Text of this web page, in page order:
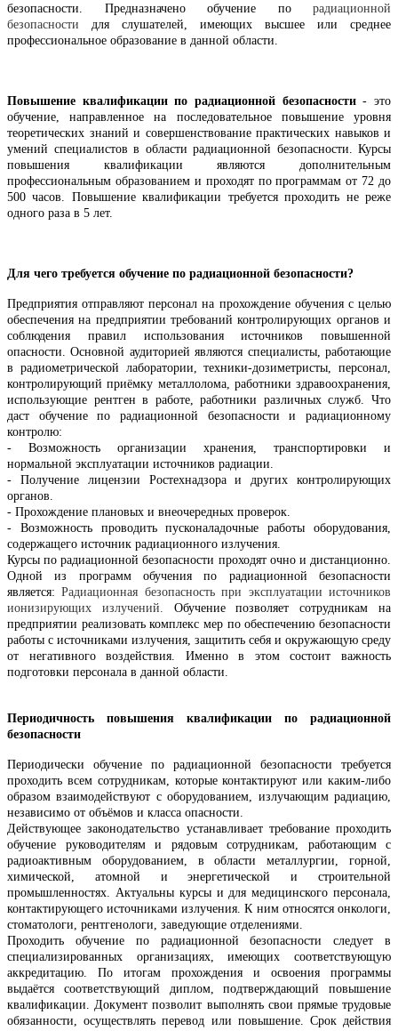
безопасности. Предназначено обучение по радиационной
безопасности для слушателей, имеющих высшее или среднее
профессиональное образование в данной области.
Повышение квалификации по радиационной безопасности- это
обучение, направленное на последовательное повышение уровня
теоретических знаний и совершенствование практических навыков и
умений специалистов в области радиационной безопасности. Курсы
повышения квалификации являются дополнительным
профессиональным образованием и проходят по программам от 72 до
500 часов. Повышение квалификации требуется проходить не реже
одного раза в 5 лет.
Для чего требуется обучение по радиационной безопасности?
Предприятия отправляют персонал на прохождение обучения с целью
обеспечения на предприятии требований контролирующих органов и
соблюдения правил использования источников повышенной
опасности. Основной аудиторией являются специалисты, работающие
в радиометрической лаборатории, техники-дозиметристы, персонал,
контролирующий приёмку металлолома, работники здравоохранения,
использующие рентген в работе, работники различных служб. Что
даст обучение по радиационной безопасности и радиационному
контролю:
- Возможность организации хранения, транспортировки и
нормальной эксплуатации источников радиации.
- Получение лицензии Ростехнадзора и других контролирующих
органов.
- Прохождение плановых и внеочередных проверок.
- Возможность проводить пусконаладочные работы оборудования,
содержащего источник радиационного излучения.
Курсы по радиационной безопасности проходят очно и дистанционно.
Одной из программ обучения по радиационной безопасности
является:Радиационная безопасность при эксплуатации источников
ионизирующих излучений. Обучение позволяет сотрудникам на
предприятии реализовать комплекс мер по обеспечению безопасности
работы с источниками излучения, защитить себя и окружающую среду
от негативного воздействия. Именно в этом состоит важность
подготовки персонала в данной области.
Периодичность повышения квалификации по радиационной
безопасности
Периодически обучение по радиационной безопасности требуется
проходить всем сотрудникам, которые контактируют или каким-либо
образом взаимодействуют с оборудованием, излучающим радиацию,
независимо от объёмов и класса опасности.
Действующее законодательство устанавливает требование проходить
обучение руководителям и рядовым сотрудникам, работающим с
радиоактивным оборудованием, в области металлургии, горной,
химической, атомной и энергетической и строительной
промышленностях. Актуальны курсы и для медицинского персонала,
контактирующего источниками излучения. К ним относятся онкологи,
стоматологи, рентгенологи, заведующие отделениями.
Проходить обучение по радиационной безопасности следует в
специализированных организациях, имеющих соответствующую
аккредитацию. По итогам прохождения и освоения программы
выдаётся соответствующий диплом, подтверждающий повышение
квалификации. Документ позволит выполнять свои прямые трудовые
обязанности, осуществлять перевод или повышение. Срок действия